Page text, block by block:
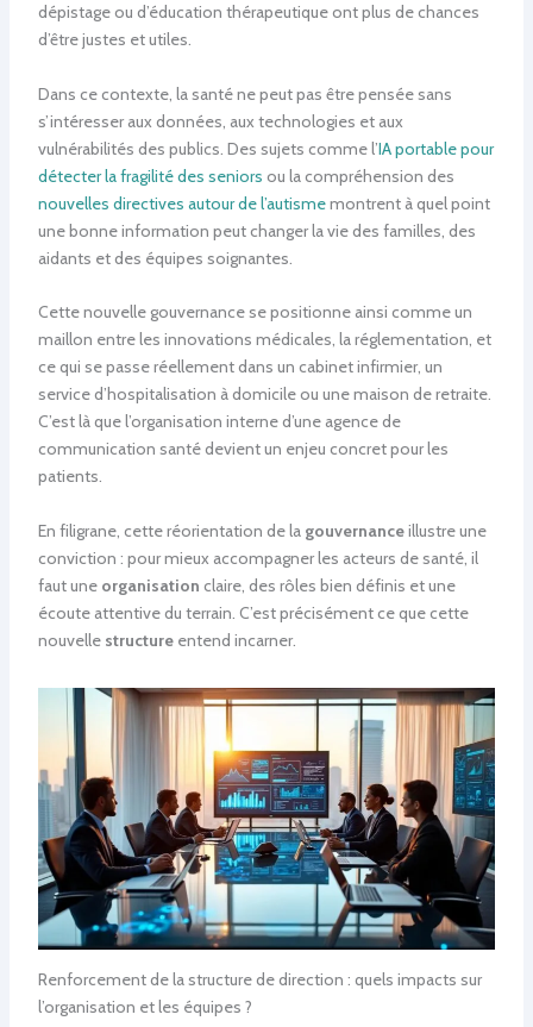
dépistage ou d’éducation thérapeutique ont plus de chances
d’être justes et utiles.
Dans ce contexte, la santé ne peut pas être pensée sans
s’intéresser aux données, aux technologies et aux
vulnérabilités des publics. Des sujets comme l’IA portable pour
détecter la fragilité des seniors ou la compréhension des
nouvelles directives autour de l’autismemontrent à quel point
une bonne information peut changer la vie des familles, des
aidants et des équipes soignantes.
Cette nouvelle gouvernance se positionne ainsi comme un
maillon entre les innovations médicales, la réglementation, et
ce qui se passe réellement dans un cabinet infirmier, un
service d’hospitalisation à domicile ou une maison de retraite.
C’est là que l’organisation interne d’une agence de
communication santé devient un enjeu concret pour les
patients.
En filigrane, cette réorientation de la gouvernanceillustre une
conviction : pour mieux accompagner les acteurs de santé, il
faut une organisation claire, des rôles bien définis et une
écoute attentive du terrain. C’est précisément ce que cette
nouvelle structureentend incarner.
Renforcement de la structure de direction : quels impacts sur
l’organisation et les équipes ?